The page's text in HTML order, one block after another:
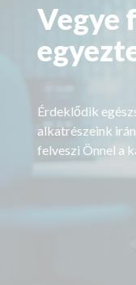
Vegye
Érdeklődik
alkatrészeink
felveszi Önnel a